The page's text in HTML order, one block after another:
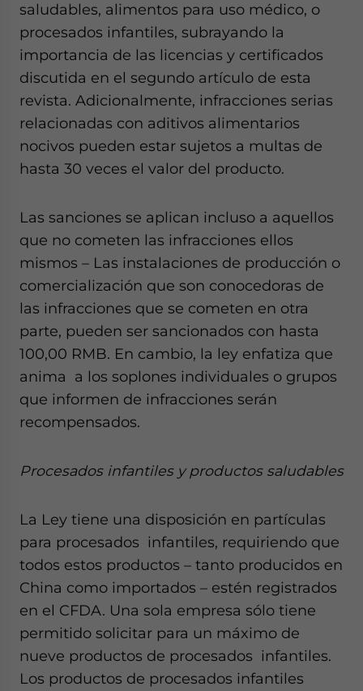
saludables, alimentos para uso médico, o
procesados infantiles, subrayando la
importancia de las licencias y certificados
discutida en el segundo artículo de esta
revista. Adicionalmente, infracciones serias
relacionadas con aditivos alimentarios
nocivos pueden estar sujetos a multas de
hasta 30 veces el valor del producto.
Las sanciones se aplican incluso a aquellos
que no cometen las infracciones ellos
mismos – Las instalaciones de producción o
comercialización que son conocedoras de
las infracciones que se cometen en otra
parte, pueden ser sancionados con hasta
100,00 RMB. En cambio, la ley enfatiza que
anima a los soplones individuales o grupos
que informen de infracciones serán
recompensados.
Procesados infantiles y productos saludables
La Ley tiene una disposición en partículas
para procesados infantiles, requiriendo que
todos estos productos – tanto producidos en
China como importados – estén registrados
en el CFDA. Una sola empresa sólo tiene
permitido solicitar para un máximo de
nueve productos de procesados infantiles.
Los productos de procesados infantiles